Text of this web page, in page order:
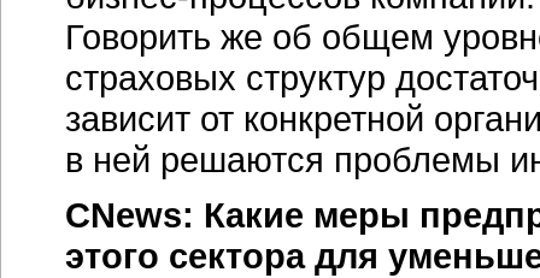
Говорить же об общем
страховых структур
зависит от конкретной
в ней решаются проблемы
CNews: Какие меры
этого сектора для